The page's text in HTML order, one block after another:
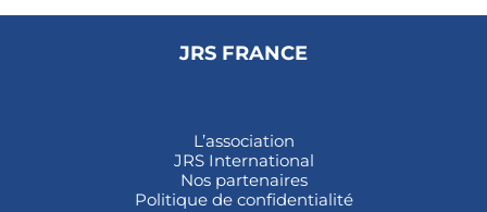
JRS FRANCE
L’association
JRS International
Nos partenaires
Politique de confidentialité